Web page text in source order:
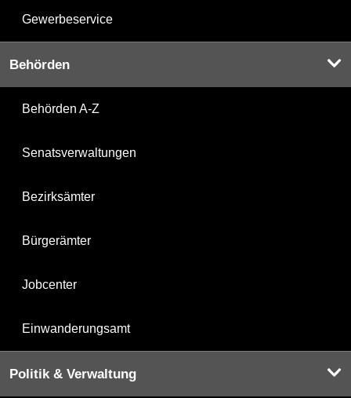
Gewerbeservice
Behörden
Behörden A-Z
Senatsverwaltungen
Bezirksämter
Bürgerämter
Jobcenter
Einwanderungsamt
Politik & Verwaltung